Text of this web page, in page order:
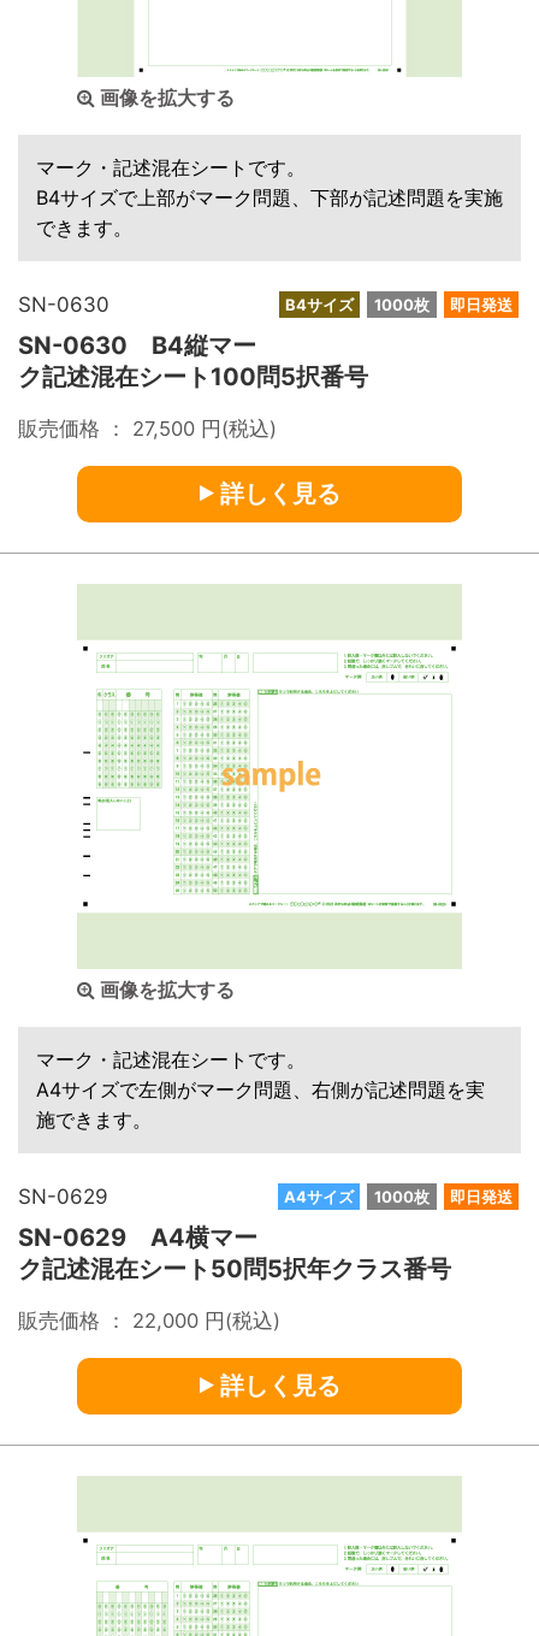
画像を拡大する
マーク・記述混在シートです。
B4サイズで上部がマーク問題、下部が記述問題を実施
できます。
B4サイズ 1000枚 即日発送
SN-0630
SN-0630 B4縦マー
ク記述混在シート100問5択番号
販売価格 ： 27,500 円(税込)
詳しく見る
画像を拡大する
マーク・記述混在シートです。
A4サイズで左側がマーク問題、右側が記述問題を実
施できます。
A4サイズ 1000枚 即日発送
SN-0629
SN-0629 A4横マー
ク記述混在シート50問5択年クラス番号
販売価格 ： 22,000 円(税込)
詳しく見る